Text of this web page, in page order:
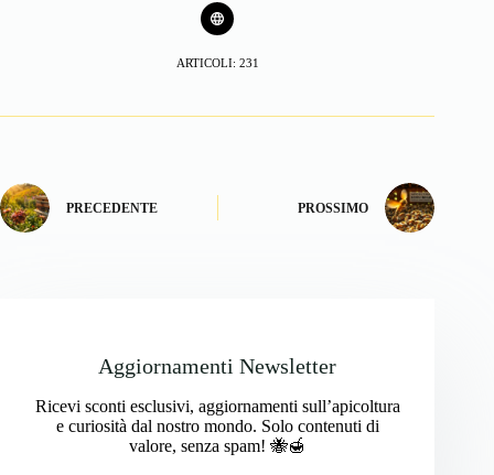
ARTICOLI: 231
PRECEDENTE PROSSIMO
Aggiornamenti Newsletter
Ricevi sconti esclusivi, aggiornamenti sull’apicoltura
e curiosità dal nostro mondo. Solo contenuti di
valore, senza spam! 🐝🍯